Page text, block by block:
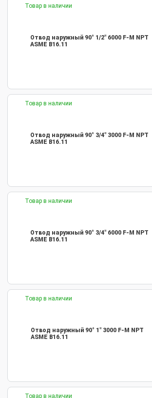
Товар в наличии
Отвод наружный 90° 1/2" 6000 F-M NPT
ASME B16.11
Товар в наличии
Отвод наружный 90° 3/4" 3000 F-M NPT
ASME B16.11
Товар в наличии
Отвод наружный 90° 3/4" 6000 F-M NPT
ASME B16.11
Товар в наличии
Отвод наружный 90° 1" 3000 F-M NPT
ASME B16.11
Товар в наличии